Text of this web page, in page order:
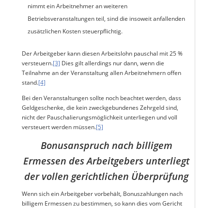
nimmt ein Arbeitnehmer an weiteren
Betriebsveranstaltungen teil, sind die insoweit anfallenden
zusätzlichen Kosten steuerpflichtig.
Der Arbeitgeber kann diesen Arbeitslohn pauschal mit 25 %
versteuern.[3] Dies gilt allerdings nur dann, wenn die
Teilnahme an der Veranstaltung allen Arbeitnehmern offen
stand.[4]
Bei den Veranstaltungen sollte noch beachtet werden, dass
Geldgeschenke, die kein zweckgebundenes Zehrgeld sind,
nicht der Pauschalierungsmöglichkeit unterliegen und voll
versteuert werden müssen.[5]
Bonusanspruch nach billigem
Ermessen des Arbeitgebers unterliegt
der vollen gerichtlichen Überprüfung
Wenn sich ein Arbeitgeber vorbehält, Bonuszahlungen nach
billigem Ermessen zu bestimmen, so kann dies vom Gericht